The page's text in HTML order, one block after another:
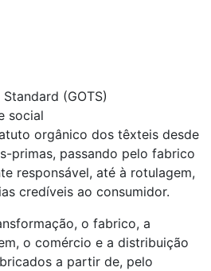
(GOTS)
social
orgânico dos têxteis desde
primas, passando pelo fabrico
responsável, até à rotulagem,
credíveis ao consumidor.
o fabrico, a
o comércio e a distribuição
a partir de, pelo